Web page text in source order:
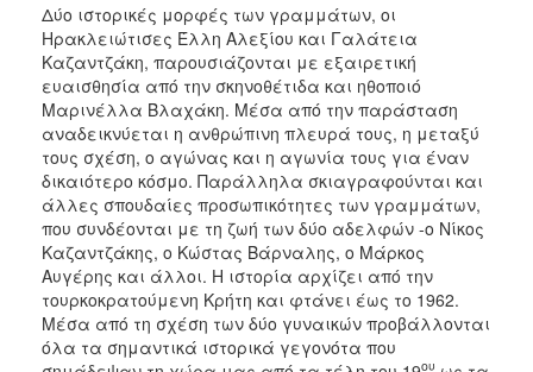
Δύο ιστορικές μορφές των γραμμάτων, οι
Ηρακλειώτισες Έλλη Αλεξίου και Γαλάτεια
Καζαντζάκη, παρουσιάζονται με εξαιρετική
ευαισθησία από την σκηνοθέτιδα και ηθοποιό
Μαρινέλλα Βλαχάκη. Μέσα από την παράσταση
αναδεικνύεται η ανθρώπινη πλευρά τους, η μεταξύ
τους σχέση, ο αγώνας και η αγωνία τους για έναν
δικαιότερο κόσμο. Παράλληλα σκιαγραφούνται και
άλλες σπουδαίες προσωπικότητες των γραμμάτων,
που συνδέονται με τη ζωή των δύο αδελφών -ο Νίκος
Καζαντζάκης, ο Κώστας Βάρναλης, ο Μάρκος
Αυγέρης και άλλοι. Η ιστορία αρχίζει από την
τουρκοκρατούμενη Κρήτη και φτάνει έως το 1962.
Μέσα από τη σχέση των δύο γυναικών προβάλλονται
όλα τα σημαντικά ιστορικά γεγονότα που
ου